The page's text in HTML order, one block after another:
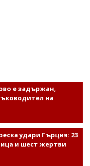
е задържан,
на
удари Гърция: 23
и шест жертви